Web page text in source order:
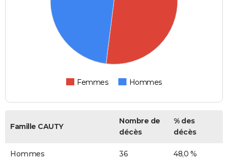
Femmes Hommes
Famille CAUTY
Nombre de
décès
% des
décès
Hommes 36 48,0 %